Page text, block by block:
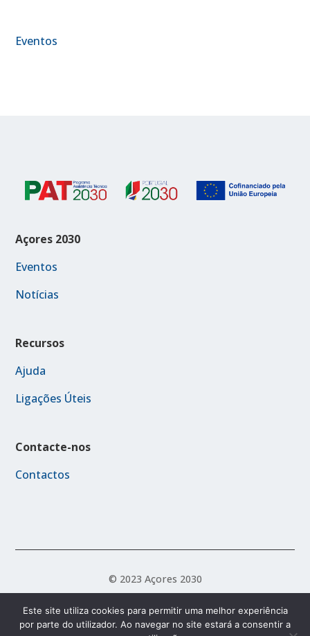
Eventos
Açores 2030
Eventos
Notícias
Recursos
Ajuda
Ligações Úteis
Contacte-nos
Contactos
© 2023 Açores 2030
Política de Acessibilidade Política de Privacidade
Este site utiliza cookies para permitir uma melhor experiência
por parte do utilizador. Ao navegar no site estará a consentir a